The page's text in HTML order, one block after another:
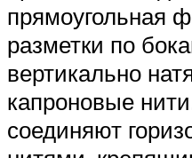
прямоугольная
разметки по
вертикально
капроновые
соединяют